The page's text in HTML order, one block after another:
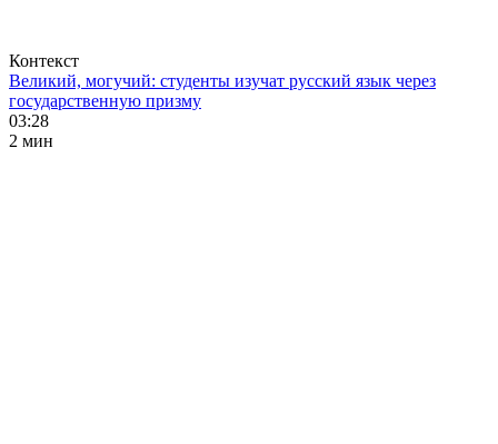
Контекст
Великий, могучий: студенты изучат русский язык через
государственную призму
03:28
2 мин